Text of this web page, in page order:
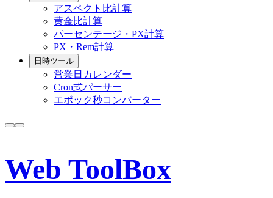
アスペクト比計算
黄金比計算
パーセンテージ・PX計算
PX・Rem計算
日時ツール
営業日カレンダー
Cron式パーサー
エポック秒コンバーター
Web ToolBox